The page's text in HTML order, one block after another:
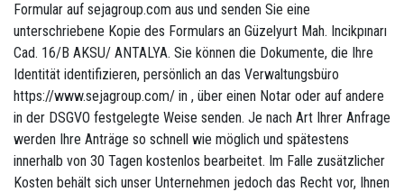
Formular auf sejagroup.com aus und senden Sie eine
unterschriebene Kopie des Formulars an Güzelyurt Mah. Incikpınarı
Cad. 16/B AKSU/ ANTALYA. Sie können die Dokumente, die Ihre
Identität identifizieren, persönlich an das Verwaltungsbüro
https://www.sejagroup.com/ in , über einen Notar oder auf andere
in der DSGVO festgelegte Weise senden. Je nach Art Ihrer Anfrage
werden Ihre Anträge so schnell wie möglich und spätestens
innerhalb von 30 Tagen kostenlos bearbeitet. Im Falle zusätzlicher
Kosten behält sich unser Unternehmen jedoch das Recht vor, Ihnen